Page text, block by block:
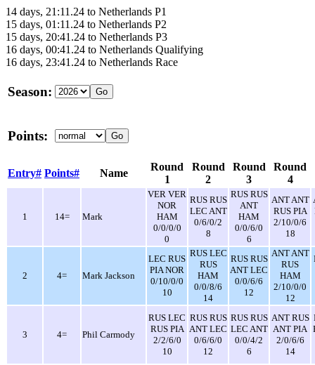
14 days, 21:11.24 to Netherlands P1
15 days, 01:11.24 to Netherlands P2
15 days, 20:41.24 to Netherlands P3
16 days, 00:41.24 to Netherlands Qualifying
16 days, 23:41.24 to Netherlands Race
Season:
Points:
Entry# Points# Name
Round
1
Round
2
Round
3
Round
4
1 14= Mark
VER VER
NOR
HAM
0/0/0/0
0
RUS RUS
LEC ANT
0/6/0/2
8
RUS RUS
ANT
HAM
0/0/6/0
6
ANT ANT
RUS PIA
2/10/0/6
18
2 4= Mark Jackson
LEC RUS
PIA NOR
0/10/0/0
10
RUS LEC
RUS
HAM
0/0/8/6
14
RUS RUS
ANT LEC
0/0/6/6
12
ANT ANT
RUS
HAM
2/10/0/0
12
3 4= Phil Carmody
RUS LEC
RUS PIA
2/2/6/0
10
RUS RUS
ANT LEC
0/6/6/0
12
RUS RUS
LEC ANT
0/0/4/2
6
ANT RUS
ANT PIA
2/0/6/6
14